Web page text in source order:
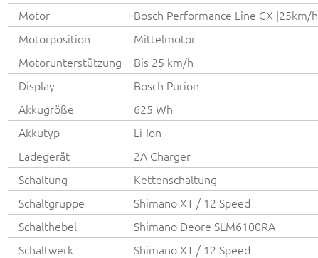
Motor
Bosch Performance Line CX |25km/h
Motorposition
Mittelmotor
Motorunterstützung
Bis 25 km/h
Display
Bosch Purion
Akkugröße
625 Wh
Akkutyp
Li-Ion
Ladegerät
2A Charger
Schaltung
Kettenschaltung
Schaltgruppe
Shimano XT / 12 Speed
Schalthebel
Shimano Deore SLM6100RA
Schaltwerk
Shimano XT / 12 Speed